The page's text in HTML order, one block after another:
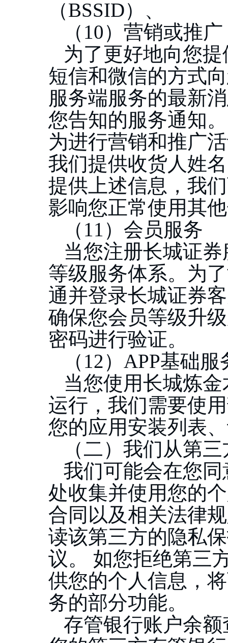
（BSSID）、
（ 10）营销或推广
为了更好地向您
短信和微信的方式
服务端服务的最新
您告知的服务通知
为进行营销和推广
我们提供收货人姓
提供上述信息，我
影响您正常使用其
（ 11）会员服务
当您注册长城证
等级服务体系。为
通并登录长城证券
确保您会员等级升
密码进行验证。
（ 12）APP基础服
当您使用长城炼金
运行，我们需要使
您的应用安装列表
（二）我们从第
我们可能会在您
处收集并使用您的
合同以及相关法律
读该第三方的隐私
议。 如您拒绝第三
供您的个人信息，
务的部分功能。
存管银行账户余